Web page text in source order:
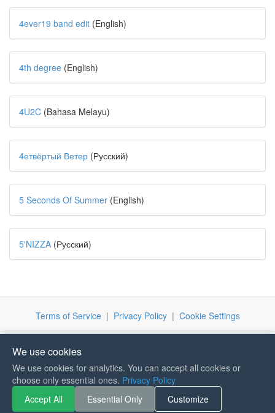
4ever19 band edit (English)
4th degree (English)
4U2C (Bahasa Melayu)
4етвёртый Ветер (Русский)
5 Seconds Of Summer (English)
5'NIZZA (Русский)
Terms of Service| Privacy Policy| Cookie Settings
We use cookies
We use cookies for analytics. You can accept all cookies or
choose only essential ones. Privacy Policy
Accept All
Essential Only Customize